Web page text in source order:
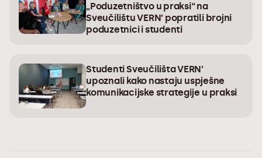
„Poduzetništvo u praksi“ na
Sveučilištu VERN’ popratili brojni
poduzetnici i studenti
Studenti Sveučilišta VERN’
upoznali kako nastaju uspješne
komunikacijske strategije u praksi